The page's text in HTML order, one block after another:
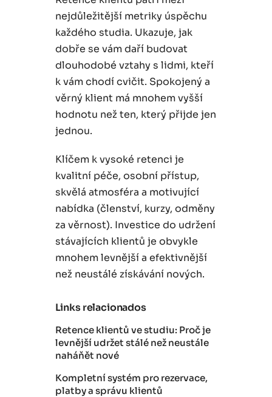
nejdůležitější metriky úspěchu
každého studia. Ukazuje, jak
dobře se vám daří budovat
dlouhodobé vztahy s lidmi, kteří
k vám chodí cvičit. Spokojený a
věrný klient má mnohem vyšší
hodnotu než ten, který přijde jen
jednou.
Klíčem k vysoké retenci je
kvalitní péče, osobní přístup,
skvělá atmosféra a motivující
nabídka (členství, kurzy, odměny
za věrnost). Investice do udržení
stávajících klientů je obvykle
mnohem levnější a efektivnější
než neustálé získávání nových.
Links relacionados
Retence klientů ve studiu: Proč je
levnější udržet stálé než neustále
naháňět nové
Kompletní systém pro rezervace,
platby a správu klientů